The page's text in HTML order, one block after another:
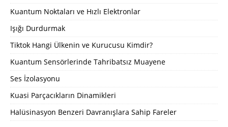
Kuantum Noktaları ve Hızlı Elektronlar
Işığı Durdurmak
Tiktok Hangi Ülkenin ve Kurucusu Kimdir?
Kuantum Sensörlerinde Tahribatsız Muayene
Ses İzolasyonu
Kuasi Parçacıkların Dinamikleri
Halüsinasyon Benzeri Davranışlara Sahip Fareler